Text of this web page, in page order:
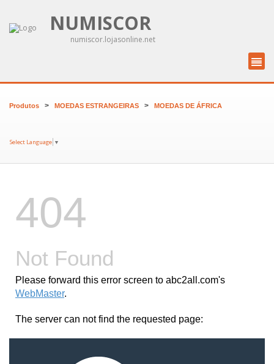
NUMISCOR
numiscor.lojasonline.net
Produtos > MOEDAS ESTRANGEIRAS > MOEDAS DE ÁFRICA
Select Language ▼